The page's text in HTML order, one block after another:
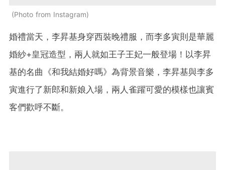
Photo from Instagram
婚禮當天，李昇基身穿西裝晚禮服，而李多寅則是華麗
婚紗+皇冠造型，兩人就如王子王妃一般登場！以李昇
基的名曲《和我結婚好嗎》為背景音樂，李昇基與李多
寅進行了新郎和新娘入場，兩人雀躍可愛的模樣也讓賓
客們歡呼不斷。